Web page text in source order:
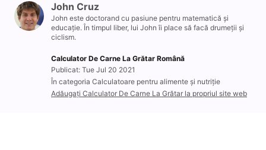
John Cruz
John este doctorand cu pasiune pentru matematică și
educație. În timpul liber, lui John îi place să facă drumeții și
ciclism.
Calculator De Carne La Grătar Română
Publicat: Tue Jul 20 2021
În categoria Calculatoare pentru alimente și nutriție
Adăugați Calculator De Carne La Grătar la propriul site web